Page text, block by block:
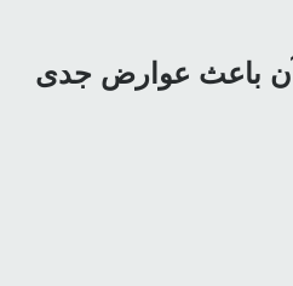
آن باعث عوارض جدی